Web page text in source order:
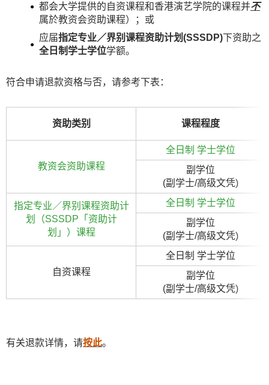
都会大学提供的自资课程和香港演艺学院的课程并不
属於教资会资助课程）；或
应届指定专业／界别课程资助计划(SSSDP)下资助之
全日制学士学位学额。
符合申请退款资格与否，请参考下表：
资助类别 课程程度
教资会资助课程
全日制 学士学位
副学位
(副学士/高级文凭)
指定专业／界别课程资助计
划（SSSDP「资助计
划」）课程
全日制 学士学位
副学位
(副学士/高级文凭)
自资课程
全日制 学士学位
副学位
(副学士/高级文凭)
有关退款详情，请按此。